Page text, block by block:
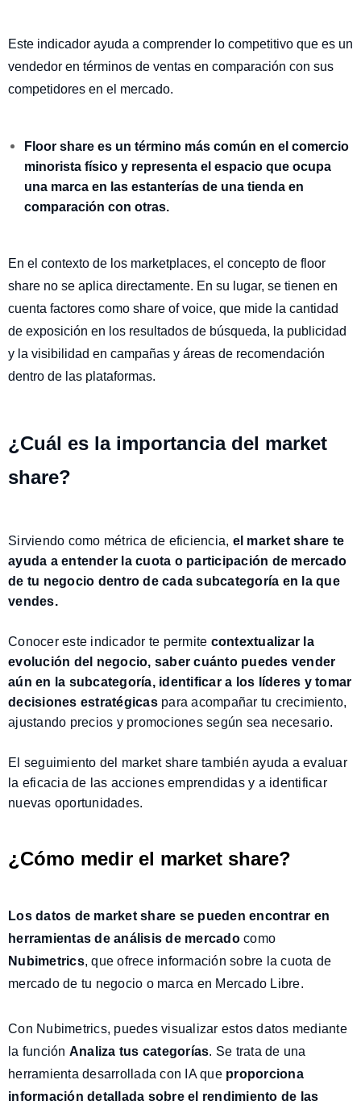
Este indicador ayuda a comprender lo competitivo que es un
vendedor en términos de ventas en comparación con sus
competidores en el mercado.
Floor share es un término más común en el comercio
minorista físico y representa el espacio que ocupa
una marca en las estanterías de una tienda en
comparación con otras.
En el contexto de los marketplaces, el concepto de floor
share no se aplica directamente. En su lugar, se tienen en
cuenta factores como share of voice, que mide la cantidad
de exposición en los resultados de búsqueda, la publicidad
y la visibilidad en campañas y áreas de recomendación
dentro de las plataformas.
¿Cuál es la importancia del market
share?
Sirviendo como métrica de eficiencia, el market share te
ayuda a entender la cuota o participación de mercado
de tu negocio dentro de cada subcategoría en la que
vendes.
Conocer este indicador te permite contextualizar la
evolución del negocio, saber cuánto puedes vender
aún en la subcategoría, identificar a los líderes y tomar
decisiones estratégicaspara acompañar tu crecimiento,
ajustando precios y promociones según sea necesario.
El seguimiento del market share también ayuda a evaluar
la eficacia de las acciones emprendidas y a identificar
nuevas oportunidades.
¿Cómo medir el market share?
Los datos de market share se pueden encontrar en
herramientas de análisis de mercadocomo
Nubimetrics, que ofrece información sobre la cuota de
mercado de tu negocio o marca en Mercado Libre.
Con Nubimetrics, puedes visualizar estos datos mediante
la función Analiza tus categorías. Se trata de una
herramienta desarrollada con IA que proporciona
información detallada sobre el rendimiento de las